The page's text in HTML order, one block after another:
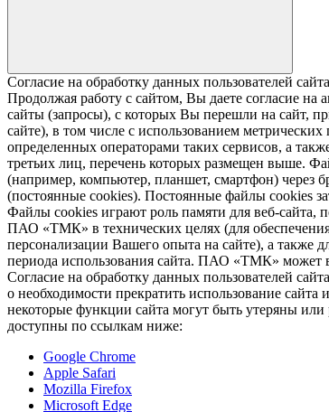
Согласие на обработку данных пользователей сайта
Продолжая работу с сайтом, Вы даете согласие
сайты (запросы), с которых Вы перешли на сайт,
сайте), в том числе с использованием
определенных операторами таких сервисов, а
третьих лиц, перечень которых размещен выше.
(например, компьютер, планшет, смартфон) через
(постоянные cookies). Постоянные файлы cookies
Файлы cookies играют роль памяти для веб-сайта,
ПАО «ТМК» в технических целях (для
персонализации Вашего опыта на сайте), а также
периода использования сайта. ПАО «ТМК» может
Согласие на обработку данных пользователей
о необходимости прекратить использование
некоторые функции сайта могут быть утеряны или
доступны по ссылкам ниже:
Google Chrome
Apple Safari
Mozilla Firefox
Microsoft Edge